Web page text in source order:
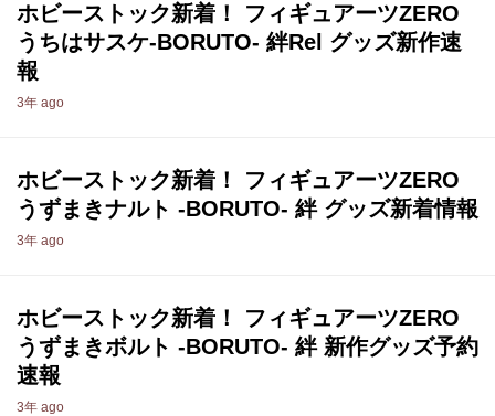
ホビーストック新着！ フィギュアーツZERO
うちはサスケ-BORUTO- 絆Rel グッズ新作速
報
3年 ago
ホビーストック新着！ フィギュアーツZERO
うずまきナルト -BORUTO- 絆 グッズ新着情報
3年 ago
ホビーストック新着！ フィギュアーツZERO
うずまきボルト -BORUTO- 絆 新作グッズ予約
速報
3年 ago